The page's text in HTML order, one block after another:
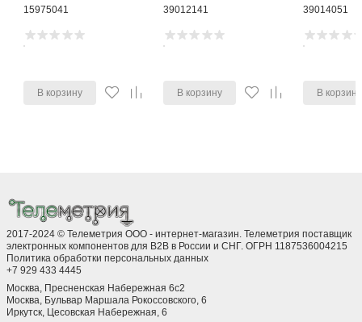
15975041
В корзину
39012141
В корзину
39014051
В корзину
2017-2024 © Телеметрия ООО - интернет-магазин. Телеметрия поставщик
электронных компонентов для B2B в России и СНГ. ОГРН 1187536004215
Политика обработки персональных данных
+7 929 433 4445
Москва, Пресненская Набережная 6с2
Москва, ​Бульвар Маршала Рокоссовского, 6
Иркутск, ​Цесовская Набережная, 6